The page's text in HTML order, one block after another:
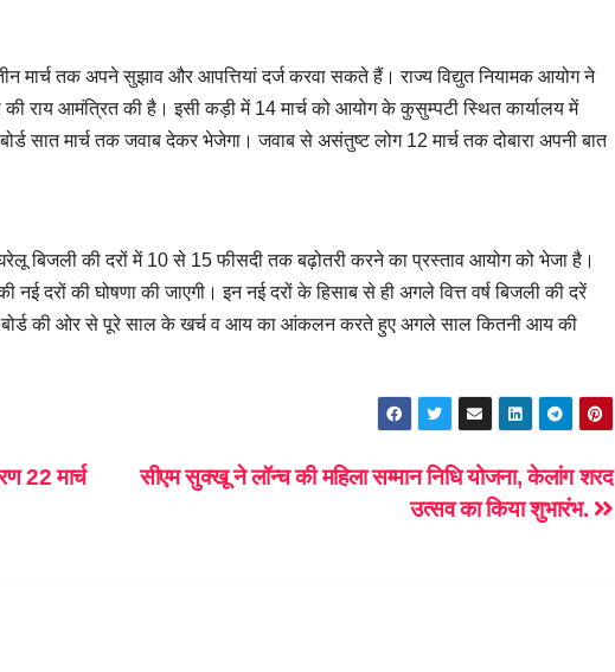
मार्च तक अपने सुझाव और आपत्तियां दर्ज करवा सकते हैं। राज्य विद्युत नियामक आयोग ने
राय आमंत्रित की है। इसी कड़ी में 14 मार्च को आयोग के कुसुम्पटी स्थित कार्यालय में
सात मार्च तक जवाब देकर भेजेगा। जवाब से असंतुष्ट लोग 12 मार्च तक दोबारा अपनी बात
बिजली की दरों में 10 से 15 फीसदी तक बढ़ोतरी करने का प्रस्ताव आयोग को भेजा है।
नई दरों की घोषणा की जाएगी। इन नई दरों के हिसाब से ही अगले वित्त वर्ष बिजली की दरें
बोर्ड की ओर से पूरे साल के खर्च व आय का आंकलन करते हुए अगले साल कितनी आय की
सीएम सुक्खू ने लॉन्च की महिला सम्मान निधि योजना, केलांग शरद
उत्सव का किया शुभारंभ.
22 मार्च